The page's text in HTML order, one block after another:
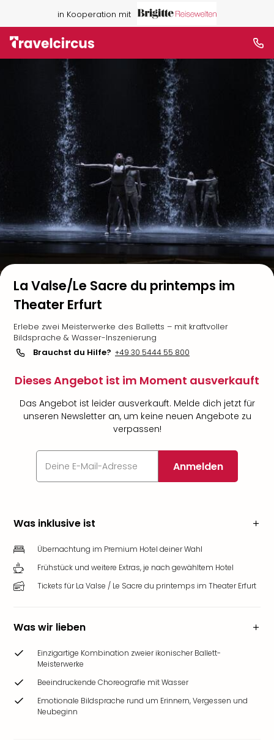
in Kooperation mit
La Valse/Le Sacre du printemps im
Theater Erfurt
Erlebe zwei Meisterwerke des Balletts – mit kraftvoller
Bildsprache & Wasser-Inszenierung
Brauchst du Hilfe? +49 30 5444 55 800
Dieses Angebot ist im Moment ausverkauft
Das Angebot ist leider ausverkauft. Melde dich jetzt für
unseren Newsletter an, um keine neuen Angebote zu
verpassen!
Anmelden
Was inklusive ist
Übernachtung im Premium Hotel deiner Wahl
Frühstück und weitere Extras, je nach gewähltem Hotel
Tickets für La Valse / Le Sacre du printemps im Theater Erfurt
Was wir lieben
Einzigartige Kombination zweier ikonischer Ballett-
Meisterwerke
Beeindruckende Choreografie mit Wasser
Emotionale Bildsprache rund um Erinnern, Vergessen und
Neubeginn